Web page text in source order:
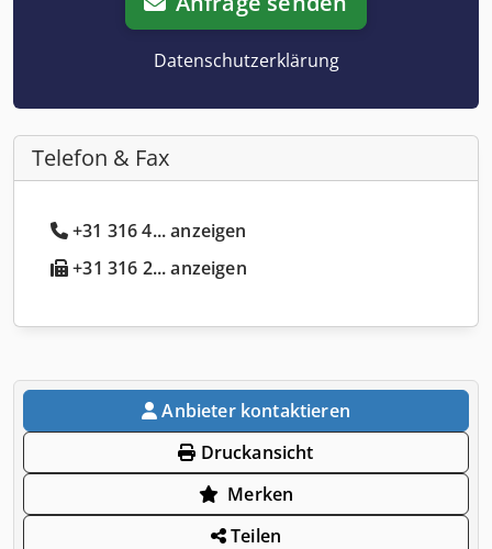
Datenschutzerklärung
Telefon & Fax
+31 316 4... anzeigen
+31 316 2... anzeigen
Anbieter kontaktieren
Druckansicht
Merken
Teilen